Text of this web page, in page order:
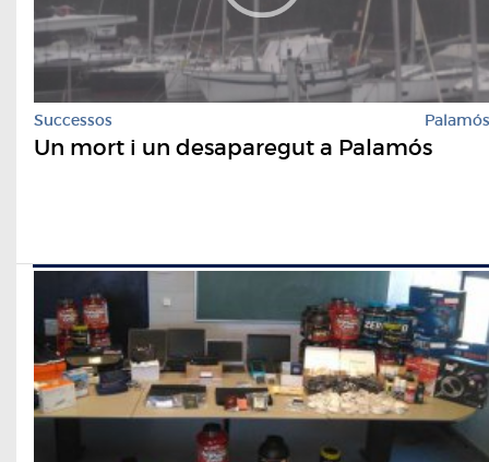
Successos Palamós
Un mort i un desaparegut a Palamós